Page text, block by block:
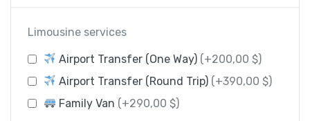
Limousine services
Airport Transfer (One Way) (+200,00 $)
Airport Transfer (Round Trip) (+390,00 $)
Family Van (+290,00 $)